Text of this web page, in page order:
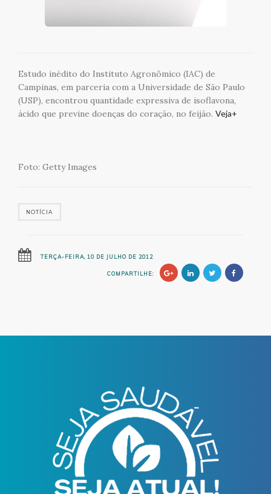
Estudo inédito do Instituto Agronômico (IAC) de
Campinas, em parceria com a Universidade de São Paulo
(USP), encontrou quantidade expressiva de isoflavona,
ácido que previne doenças do coração, no feijão. Veja+
Foto: Getty Images
NOTÍCIA
TERÇA-FEIRA, 10 DE JULHO DE 2012
COMPARTILHE: